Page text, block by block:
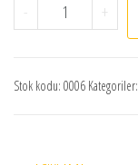
- +
Stok kodu: 0006 Kategoriler: